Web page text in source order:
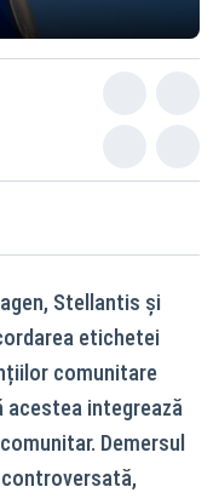
Stellantis și
etichetei
comunitare
acestea integrează
Demersul